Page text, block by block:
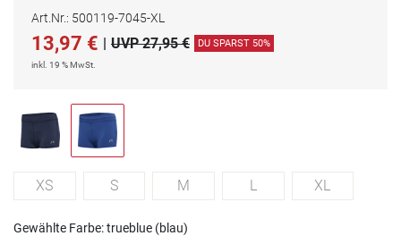
Art.Nr.: 500119-7045-XL
13,97 € | UVP 27,95 € DU SPARST 50%
inkl. 19 % MwSt.
XS S M L XL
Gewählte Farbe: trueblue (blau)